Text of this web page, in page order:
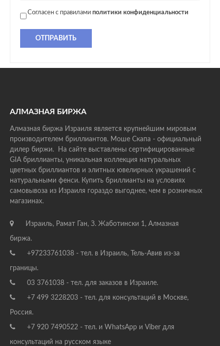
Согласен с правилами политики конфиденциальности
ОТПРАВИТЬ
АЛМАЗНАЯ БИРЖА
Алмазная биржа Израиля является крупнейшим мировым
производителем бриллиантов. Моше Скапа - официальный
дилер биржи. На сайте выставлены сертифицированные
GIA бриллианты, уникальная коллекция натуральных
цветных бриллиантов и элитных ювелирных украшений с
натуральными фенси. Купить бриллианты на условиях
самовывоза из Израиля гораздо выгоднее, чем в розничных
магазинах.
Израиль, Рамат Ган, З. Жаботински 1, Алмазная
биржа.
+97233761038 - тел. в Израиль, Тель-Авив из-за
границы.
03 3761038 - тел. для заказов в Израиле.
+7 499 3228203 - тел. для консультаций в Москве,
Россия.
+7 920 7490522 - тел. и WhatsApp и Viber для
консультаций на русском языке